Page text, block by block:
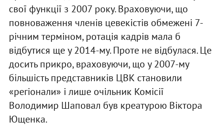
свої функції з 2007 року. Враховуючи, що
повноваження членів цевекістів обмежені 7-
річним терміном, ротація кадрів мала б
відбутися ще у 2014-му. Проте не відбулася. Це
досить прикро, враховуючи, що у 2007-му
більшість представників ЦВК становили
«регіонали» і лише очільник Комісії
Володимир Шаповал був креатурою Віктора
Ющенка.